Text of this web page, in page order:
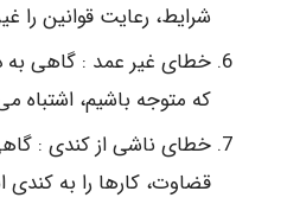
شرایط، رعایت قوانین را
خطای غیر عمد : گاهی
که متوجه باشیم، اشتباه
خطای ناشی از کندی :
قضاوت، ‌کارها را به